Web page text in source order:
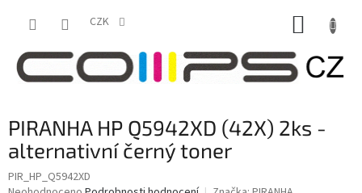
CZK
PIRANHA HP Q5942XD (42X) 2ks -
alternativní černý toner
PIR_HP_Q5942XD